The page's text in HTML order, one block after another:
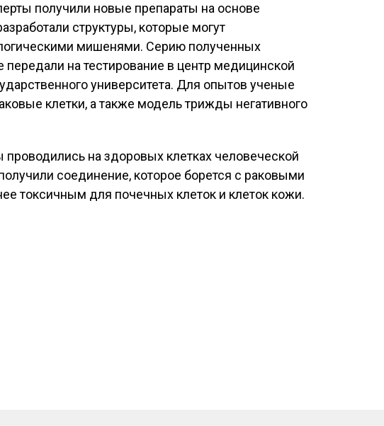
получили новые препараты на основе
структуры, которые могут
мишенями. Серию полученных
на тестирование в центр медицинской
университета. Для опытов ученые
клетки, а также модель трижды негативного
на здоровых клетках человеческой
соединение, которое борется с раковыми
токсичным для почечных клеток и клеток кожи.